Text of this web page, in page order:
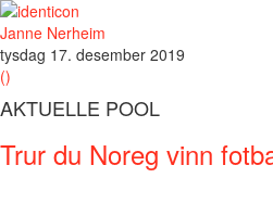
Janne Nerheim
tysdag 17. desember 2019
()
AKTUELLE POOL
Trur du Noreg vinn